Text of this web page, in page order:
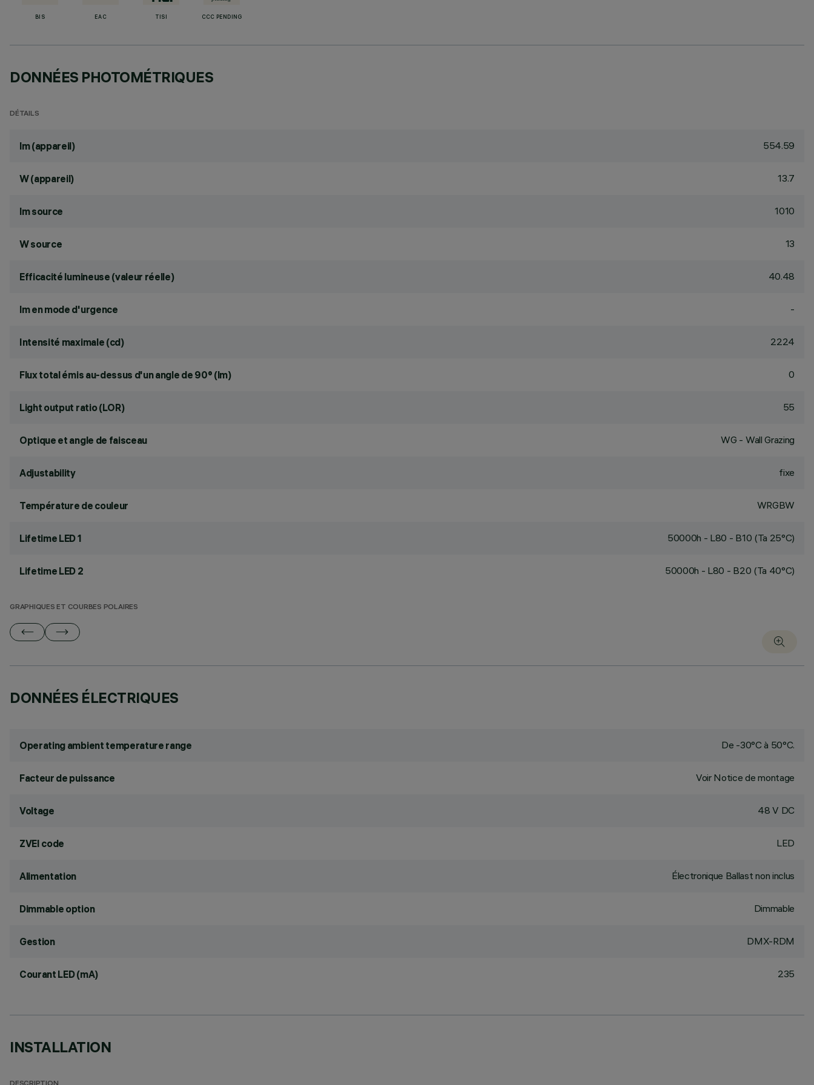
BIS EAC TISI CCC PENDING
DONNÉES PHOTOMÉTRIQUES
DÉTAILS
lm (appareil) 554.59
W (appareil) 13.7
lm source 1010
W source 13
Efficacité lumineuse (valeur réelle) 40.48
lm en mode d'urgence -
Intensité maximale (cd) 2224
Flux total émis au-dessus d'un angle de 90° (lm) 0
Light output ratio (LOR) 55
Optique et angle de faisceau WG - Wall Grazing
Adjustability fixe
Température de couleur WRGBW
Lifetime LED 1 50000h - L80 - B10 (Ta 25°C)
Lifetime LED 2 50000h - L80 - B20 (Ta 40°C)
GRAPHIQUES ET COURBES POLAIRES
DONNÉES ÉLECTRIQUES
Operating ambient temperature range De -30°C à 50°C.
Facteur de puissance Voir Notice de montage
Voltage 48 V DC
ZVEI code LED
Alimentation Électronique Ballast non inclus
Dimmable option Dimmable
Gestion DMX-RDM
Courant LED (mA) 235
INSTALLATION